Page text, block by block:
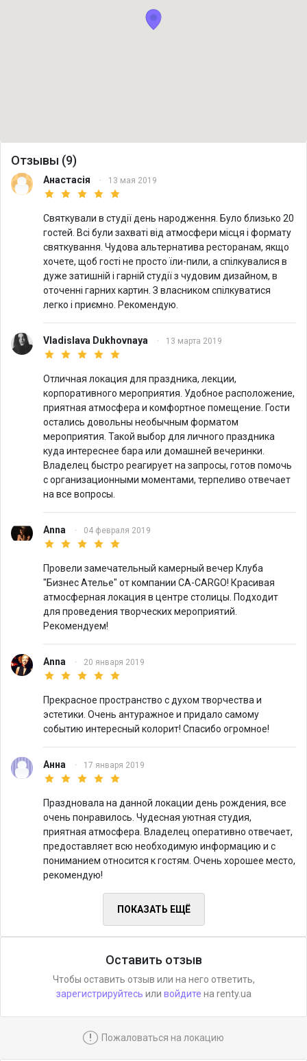
Отзывы (9)
Анастасія · 13 мая 2019
Святкували в студії день народження. Було близько 20
гостей. Всі були захваті від атмосфери місця і формату
святкування. Чудова альтернатива ресторанам, якщо
хочете, щоб гості не просто їли-пили, а спілкувалися в
дуже затишній і гарній студії з чудовим дизайном, в
оточенні гарних картин. З власником спілкуватися
легко і приємно. Рекомендую.
Vladislava Dukhovnaya · 13 марта 2019
Отличная локация для праздника, лекции,
корпоративного мероприятия. Удобное расположение,
приятная атмосфера и комфортное помещение. Гости
остались довольны необычным форматом
мероприятия. Такой выбор для личного праздника
куда интереснее бара или домашней вечеринки.
Владелец быстро реагирует на запросы, готов помочь
с организационными моментами, терпеливо отвечает
на все вопросы.
Anna · 04 февраля 2019
Провели замечательный камерный вечер Клуба
"Бизнес Ателье" от компании CA-CARGO! Красивая
атмосферная локация в центре столицы. Подходит
для проведения творческих мероприятий.
Рекомендуем!
Anna · 20 января 2019
Прекрасное пространство с духом творчества и
эстетики. Очень антуражное и придало самому
событию интересный колорит! Спасибо огромное!
Анна · 17 января 2019
Праздновала на данной локации день рождения, все
очень понравилось. Чудесная уютная студия,
приятная атмосфера. Владелец оперативно отвечает,
предоставляет всю необходимую информацию и с
пониманием относится к гостям. Очень хорошее место,
рекомендую!
ПОКАЗАТЬ ЕЩЁ
Оставить отзыв
Чтобы оставить отзыв или на него ответить,
зарегистрируйтесь или войдите на renty.ua
! Пожаловаться на локацию